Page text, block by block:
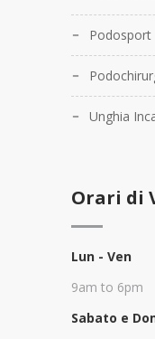
Podosport
Unghia
Orari di
Lun - Ven
9am to 6pm
Sabato e